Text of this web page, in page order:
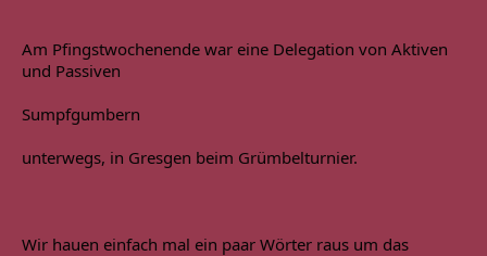
Am Pfingstwochenende war eine Delegation von Aktiven
und Passiven
Sumpfgumbern
unterwegs, in Gresgen beim Grümbelturnier.
Wir hauen einfach mal ein paar Wörter raus um das